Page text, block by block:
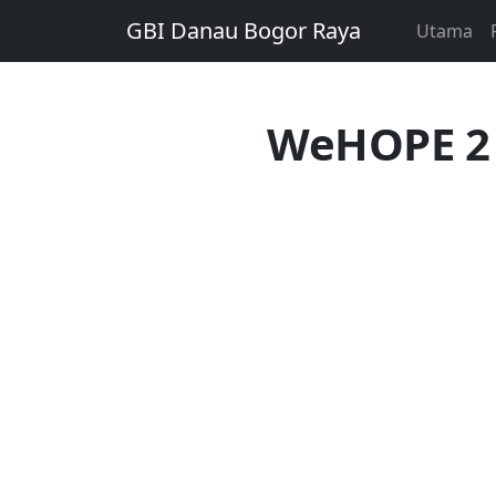
GBI Danau Bogor Raya Utama
WeHOPE 2